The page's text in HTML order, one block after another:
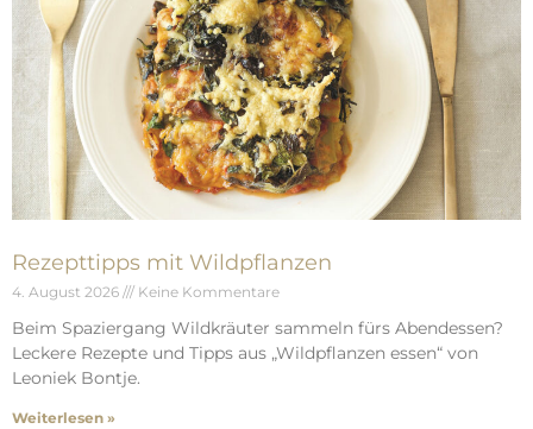
Rezepttipps mit Wildpflanzen
4. August 2026 Keine Kommentare
Beim Spaziergang Wildkräuter sammeln fürs Abendessen?
Leckere Rezepte und Tipps aus „Wildpflanzen essen“ von
Leoniek Bontje.
Weiterlesen »